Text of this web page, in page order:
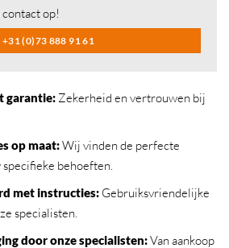
op!
+31 (0)73 888 91 61
garantie:Zekerheid en vertrouwen bij
op maat:Wij vinden de perfecte
behoeften.
met instructies:Gebruiksvriendelijke
specialisten.
door onze specialisten:Van aankoop